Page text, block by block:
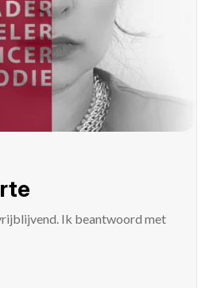
Ik beantwoord met